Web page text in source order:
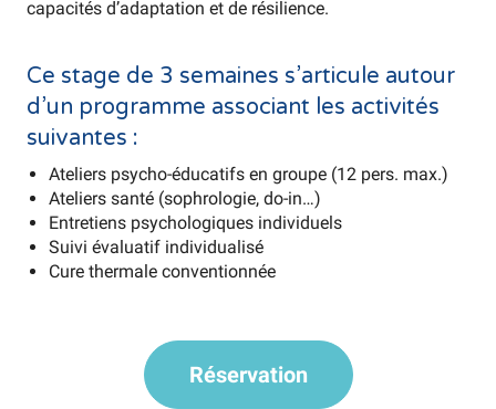
capacités d’adaptation et de résilience.
Ce stage de 3 semaines s’articule autour
d’un programme associant les activités
suivantes :
Ateliers psycho-éducatifs en groupe (12 pers. max.)
Ateliers santé (sophrologie, do-in…)
Entretiens psychologiques individuels
Suivi évaluatif individualisé
Cure thermale conventionnée
Réservation